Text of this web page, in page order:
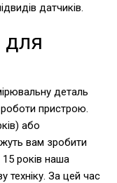
датчиків.
для
деталь
пристрою.
або
вам зробити
років наша
техніку. За цей час